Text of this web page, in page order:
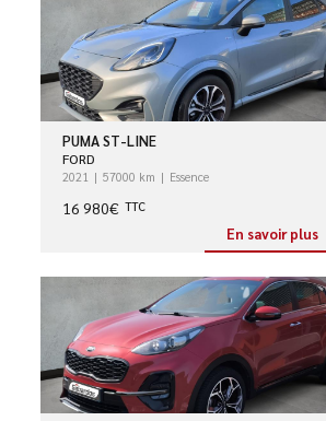
PUMA ST-LINE
FORD
2021 57000 km Essence
16 980€ TTC
En savoir plus